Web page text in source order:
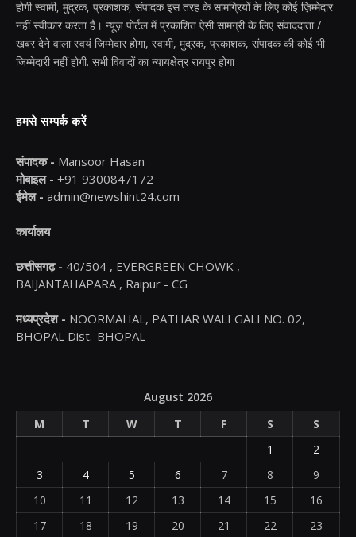
होगी स्वामी, मुद्रक, प्रकाशक, संपादक इस तरह के सामग्रियों के लिए कोई ज़िम्मेदार
नहीं स्वीकार करता है। न्यूज़ पोर्टल में प्रकाशित ऐसी सामग्री के लिए संवाददाता /
खबर देने वाला स्वयं जिम्मेदार होगा, स्वामी, मुद्रक, प्रकाशक, संपादक की कोई भी
जिम्मेदारी नहीं होगी. सभी विवादों का न्यायक्षेत्र रायपुर होगा
हमसे सम्पर्क करें
संपादक - Mansoor Hasan
मोबाइल - +91 9300847172
ईमेल - admin@newshint24.com
कार्यालय
छत्तीसगढ़ - 40/504 , EVERGREEN CHOWK ,
BAIJANTAHAPARA , Raipur - CG
मध्यप्रदेश - NOORMAHAL, PATHAR WALI GALI NO. 02,
BHOPAL Dist.-BHOPAL
August 2026
M
T W T F S
S
1
2
3
4 5 6 7 8
9
10
11 12 13 14 15
16
17
18 19 20 21 22 23